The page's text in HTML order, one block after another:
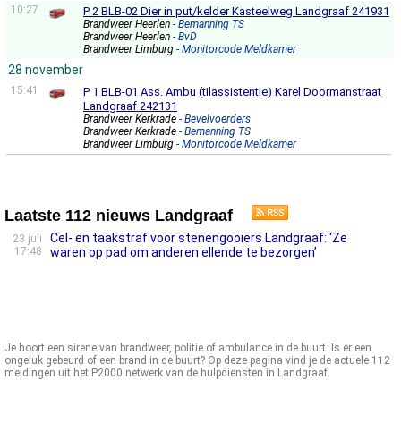
10:27
P 2 BLB-02 Dier in put/kelder Kasteelweg Landgraaf 241931
Brandweer Heerlen - Bemanning TS
Brandweer Heerlen - BvD
Brandweer Limburg - Monitorcode Meldkamer
28 november
15:41
P 1 BLB-01 Ass. Ambu (tilassistentie) Karel Doormanstraat
Landgraaf 242131
Brandweer Kerkrade - Bevelvoerders
Brandweer Kerkrade - Bemanning TS
Brandweer Limburg - Monitorcode Meldkamer
Laatste 112 nieuws Landgraaf
23 juli
17:48
Cel- en taakstraf voor stenengooiers Landgraaf: ‘Ze
waren op pad om anderen ellende te bezorgen’
Je hoort een sirene van brandweer, politie of ambulance in de buurt. Is er een
ongeluk gebeurd of een brand in de buurt? Op deze pagina vind je de actuele 112
meldingen uit het P2000 netwerk van de hulpdiensten in Landgraaf.